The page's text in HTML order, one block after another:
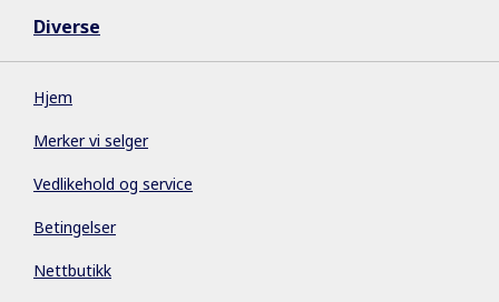
Diverse
Hjem
Merker vi selger
Vedlikehold og service
Betingelser
Nettbutikk